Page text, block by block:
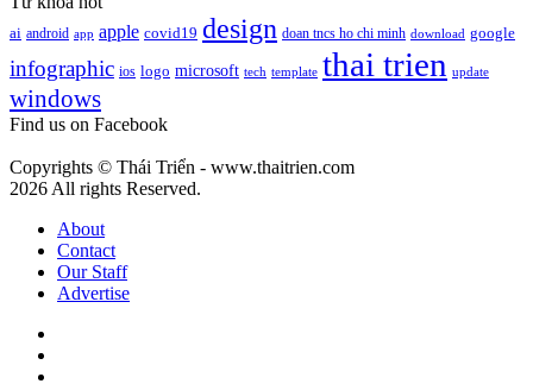
ý
nghĩa
gì?
13-
1023
Fuzz
–
Màu
sự
nhã
ai android app apple covid19 design doan tncs ho chi minh download google
infographic ios logo microsoft tech template thai trien update
windows
Find us on Facebook
Copyrights © Thái Triển - www.thaitrien.com
2026 All rights Reserved.
About
Contact
Our Staff
Advertise